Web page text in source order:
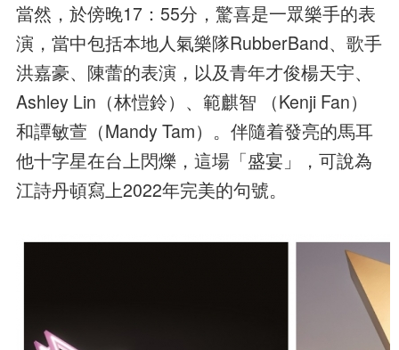
當然，於傍晚17：55分，驚喜是一眾樂手的表
演，當中包括本地人氣樂隊RubberBand、歌手
洪嘉豪、陳蕾的表演，以及青年才俊楊天宇、
Ashley Lin（林愷鈴）、範麒智 （Kenji Fan）
和譚敏萱（Mandy Tam）。伴隨着發亮的馬耳
他十字星在台上閃爍，這場「盛宴」，可說為
江詩丹頓寫上2022年完美的句號。